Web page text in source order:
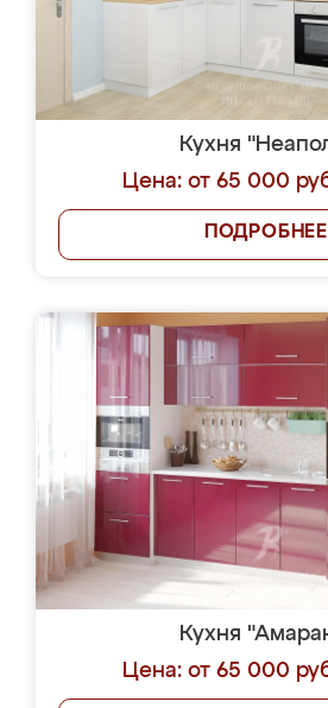
Кухня
Цена: от 65 000
ПОДРОБНЕЕ
Кухня
Цена: от 65 000